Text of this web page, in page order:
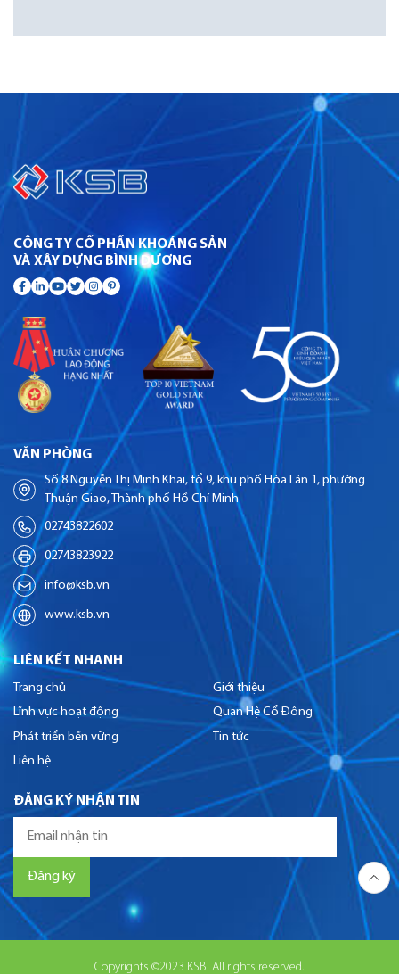
CÔNG TY CỔ PHẦN KHOÁNG SẢN
VÀ XÂY DỰNG BÌNH DƯƠNG
VĂN PHÒNG
Số 8 Nguyễn Thị Minh Khai, tổ 9, khu phố Hòa Lân 1, phường
Thuận Giao, Thành phố Hồ Chí Minh
02743822602
02743823922
info@ksb.vn
www.ksb.vn
LIÊN KẾT NHANH
Trang chủ
Giới thiệu
Lĩnh vực hoạt động
Quan Hệ Cổ Đông
Phát triển bền vững
Tin tức
Liên hệ
ĐĂNG KÝ NHẬN TIN
Copyrights ©2023 KSB. All rights reserved.